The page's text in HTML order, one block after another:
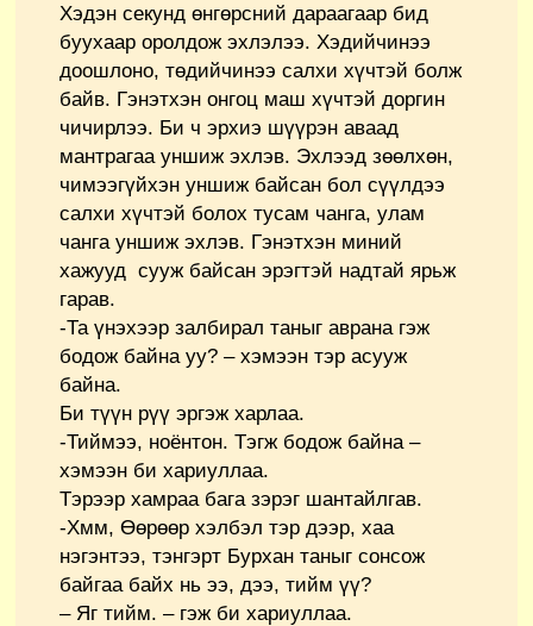
Хэдэн секунд өнгөрсний дараагаар бид
буухаар оролдож эхлэлээ. Хэдийчинээ
доошлоно, төдийчинээ салхи хүчтэй болж
байв. Гэнэтхэн онгоц маш хүчтэй доргин
чичирлээ. Би ч эрхиэ шүүрэн аваад
мантрагаа уншиж эхлэв. Эхлээд зөөлхөн,
чимээгүйхэн уншиж байсан бол сүүлдээ
салхи хүчтэй болох тусам чанга, улам
чанга уншиж эхлэв. Гэнэтхэн миний
хажууд сууж байсан эрэгтэй надтай ярьж
гарав.
-Та үнэхээр залбирал таныг аврана гэж
бодож байна уу? – хэмээн тэр асууж
байна.
Би түүн рүү эргэж харлаа.
-Тиймээ, ноёнтон. Тэгж бодож байна –
хэмээн би хариуллаа.
Тэрээр хамраа бага зэрэг шантайлгав.
-Хмм, Өөрөөр хэлбэл тэр дээр, хаа
нэгэнтээ, тэнгэрт Бурхан таныг сонсож
байгаа байх нь ээ, дээ, тийм үү?
– Яг тийм. – гэж би хариуллаа.